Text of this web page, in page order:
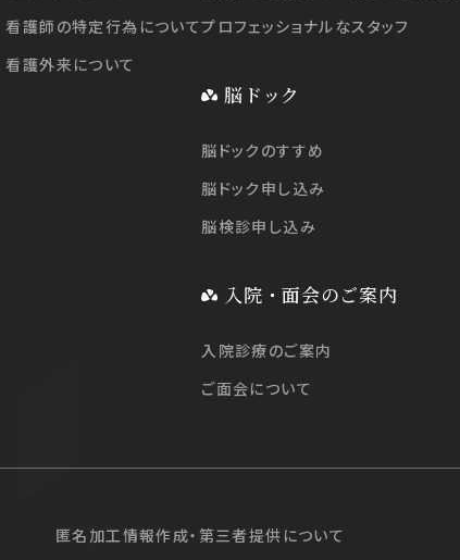
看護師の特定行為について
看護外来について
プロフェッショナルなスタッフ
脳ドック
脳ドックのすすめ
脳ドック申し込み
脳検診申し込み
入院・面会のご案内
入院診療のご案内
ご面会について
匿名加工情報作成・第三者提供について